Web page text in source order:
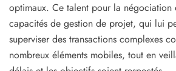
optimaux. Ce talent pour la négociation
capacités de gestion de projet, qui lui
superviser des transactions complexes
nombreux éléments mobiles, tout en